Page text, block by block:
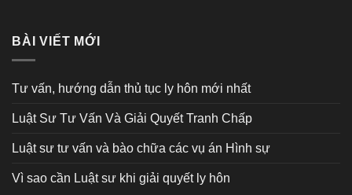
BÀI VIẾT MỚI
Tư vấn, hướng dẫn thủ tục ly hôn mới nhất
Luật Sư Tư Vấn Và Giải Quyết Tranh Chấp
Luật sư tư vấn và bào chữa các vụ án Hình sự
Vì sao cần Luật sư khi giải quyết ly hôn